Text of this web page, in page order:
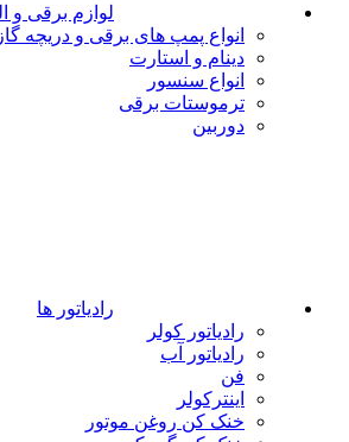
لوازم برقی و
انواع پمپ های برقی و دریچه گاز
دینام و استارت
انواع سنسور
ترموستات برقی
دوربین
رادیاتور ها
رادیاتور کولر
رادیاتور آب
فن
اینترکولر
خنک کن روغن موتور